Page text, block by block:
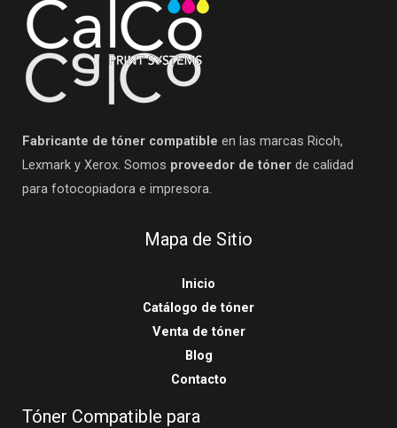
Fabricante de tóner compatible en las marcas Ricoh,
Lexmark y Xerox. Somos proveedor de tóner de calidad
para fotocopiadora e impresora.
Mapa de Sitio
Inicio
Catálogo de tóner
Venta de tóner
Blog
Contacto
Tóner Compatible para